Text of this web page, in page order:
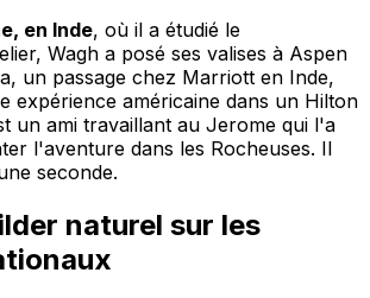
en Inde, où il a étudié le
Wagh a posé ses valises à Aspen
un passage chez Marriott en Inde,
expérience américaine dans un Hilton
un ami travaillant au Jerome qui l'a
l'aventure dans les Rocheuses. Il
seconde.
naturel sur les